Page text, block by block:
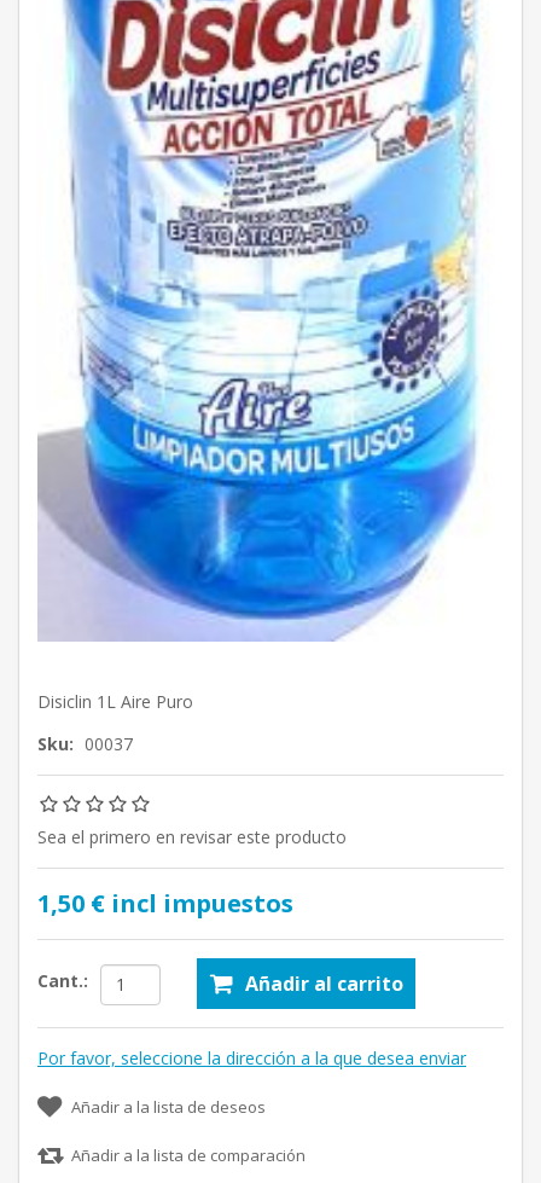
Disiclin 1L Aire Puro
Sku: 00037
Sea el primero en revisar este producto
1,50 € incl impuestos
Cant.: Añadir al carrito
Por favor, seleccione la dirección a la que desea enviar
Añadir a la lista de deseos
Añadir a la lista de comparación